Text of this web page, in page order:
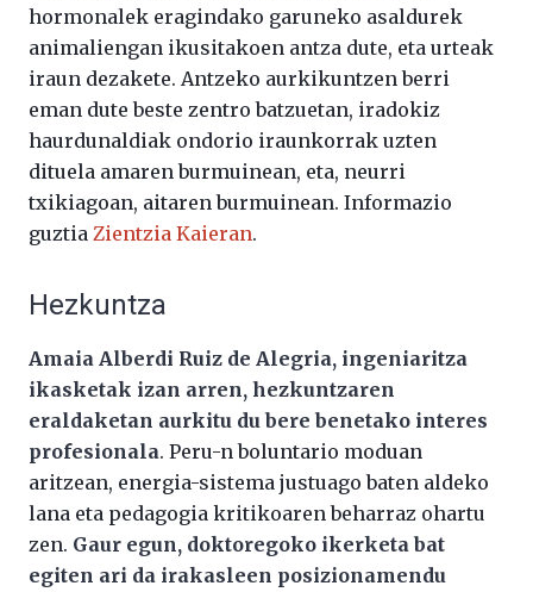
hormonalek eragindako garuneko asaldurek
animaliengan ikusitakoen antza dute, eta urteak
iraun dezakete. Antzeko aurkikuntzen berri
eman dute beste zentro batzuetan, iradokiz
haurdunaldiak ondorio iraunkorrak uzten
dituela amaren burmuinean, eta, neurri
txikiagoan, aitaren burmuinean. Informazio
guztia Zientzia Kaieran.
Hezkuntza
Amaia Alberdi Ruiz de Alegria, ingeniaritza
ikasketak izan arren, hezkuntzaren
eraldaketan aurkitu du bere benetako interes
profesionala. Peru-n boluntario moduan
aritzean, energia-sistema justuago baten aldeko
lana eta pedagogia kritikoaren beharraz ohartu
zen. Gaur egun, doktoregoko ikerketa bat
egiten ari da irakasleen posizionamendu